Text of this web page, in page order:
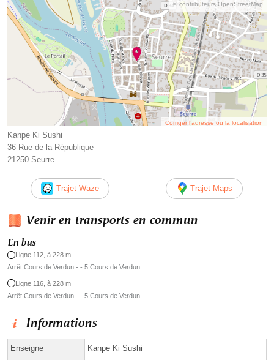
© contributeurs OpenStreetMap
Corriger l’adresse ou la localisation
Kanpe Ki Sushi
36 Rue de la République
21250 Seurre
Trajet Waze Trajet Maps
Venir en transports en commun
En bus
Ligne 112, à 228 m
Arrêt Cours de Verdun - - 5 Cours de Verdun
Ligne 116, à 228 m
Arrêt Cours de Verdun - - 5 Cours de Verdun
Informations
Enseigne Kanpe Ki Sushi